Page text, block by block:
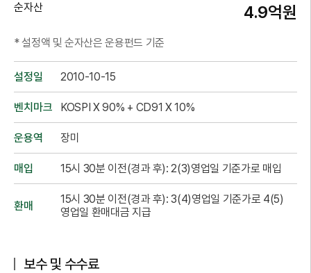
순자산 4.9억원
* 설정액 및 순자산은 운용펀드 기준
설정일 2010-10-15
벤치마크 KOSPI X 90% + CD91 X 10%
운용역 장미
매입 15시 30분 이전(경과 후): 2(3)영업일 기준가로 매입
환매
15시 30분 이전(경과 후): 3(4)영업일 기준가로 4(5)
영업일 환매대금 지급
보수 및 수수료